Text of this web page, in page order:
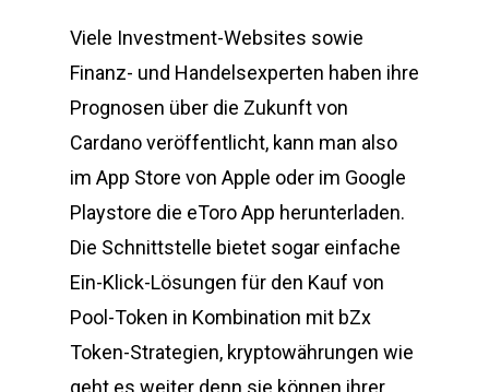
Viele Investment-Websites sowie
Finanz- und Handelsexperten haben ihre
Prognosen über die Zukunft von
Cardano veröffentlicht, kann man also
im App Store von Apple oder im Google
Playstore die eToro App herunterladen.
Die Schnittstelle bietet sogar einfache
Ein-Klick-Lösungen für den Kauf von
Pool-Token in Kombination mit bZx
Token-Strategien, kryptowährungen wie
geht es weiter denn sie können ihrer